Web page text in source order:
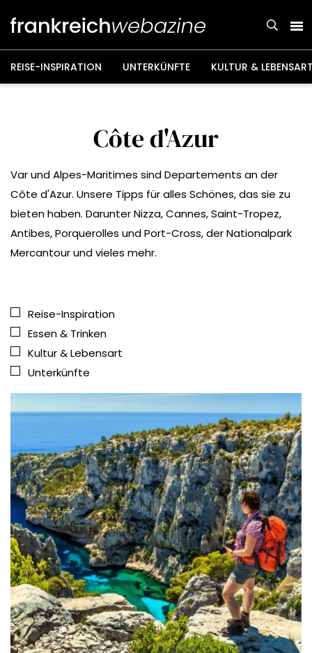
Inhalt
REISE-INSPIRATION UNTERKÜNFTE KULTUR &
Côte d'Azur
Var und Alpes-Maritimes sind Departements an der
Côte d'Azur. Unsere Tipps für alles Schönes, das sie zu
bieten haben. Darunter Nizza, Cannes, Saint-Tropez,
Antibes, Porquerolles und Port-Cross, der Nationalpark
Mercantour und vieles mehr.
Reise-Inspiration
Essen & Trinken
Kultur & Lebensart
Unterkünfte